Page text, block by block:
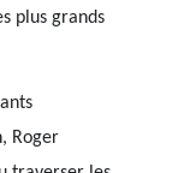
plus grands
Roger